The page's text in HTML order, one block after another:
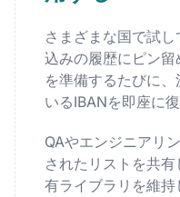
さまざまな国で試
込みの履歴にピン
を準備するたびに
いるIBANを即座に復
QAやエンジニアリ
されたリストを共
有ライブラリを維